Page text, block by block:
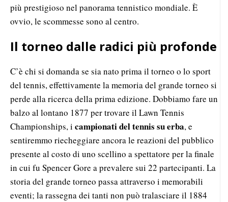
più prestigioso nel panorama tennistico mondiale. È
ovvio, le scommesse sono al centro.
Il torneo dalle radici più profonde
C’è chi si domanda se sia nato prima il torneo o lo sport
del tennis, effettivamente la memoria del grande torneo si
perde alla ricerca della prima edizione. Dobbiamo fare un
balzo al lontano 1877 per trovare il Lawn Tennis
Championships, i campionati del tennis su erba, e
sentiremmo riecheggiare ancora le reazioni del pubblico
presente al costo di uno scellino a spettatore per la finale
in cui fu Spencer Gore a prevalere sui 22 partecipanti. La
storia del grande torneo passa attraverso i memorabili
eventi; la rassegna dei tanti non può tralasciare il 1884